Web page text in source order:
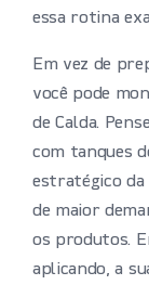
essa rotina
Em vez de
você pode
de Calda.
com tanques
estratégico
de maior
os produtos.
aplicando, a